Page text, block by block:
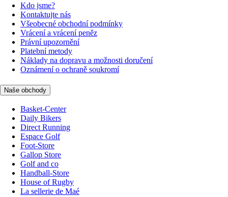
Kdo jsme?
Kontaktujte nás
Všeobecné obchodní podmínky
Vrácení a vrácení peněz
Právní upozornění
Platební metody
Náklady na dopravu a možnosti doručení
Oznámení o ochraně soukromí
Naše obchody
Basket-Center
Daily Bikers
Direct Running
Espace Golf
Foot-Store
Gallop Store
Golf and co
Handball-Store
House of Rugby
La sellerie de Maé